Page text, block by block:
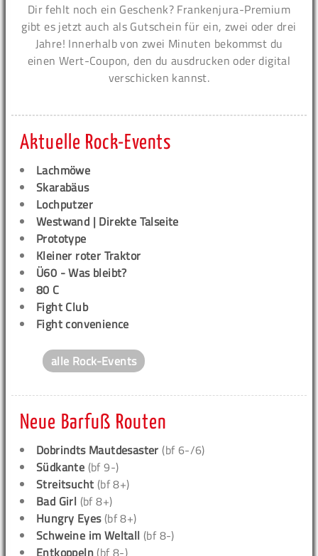
Dir fehlt noch ein Geschenk? Frankenjura-Premium
gibt es jetzt auch als Gutschein für ein, zwei oder drei
Jahre! Innerhalb von zwei Minuten bekommst du
einen Wert-Coupon, den du ausdrucken oder digital
verschicken kannst.
Aktuelle Rock-Events
Lachmöwe
Skarabäus
Lochputzer
Westwand | Direkte Talseite
Prototype
Kleiner roter Traktor
Ü60 - Was bleibt?
80 C
Fight Club
Fight convenience
alle Rock-Events
Neue Barfuß Routen
Dobrindts Mautdesaster (bf 6-/6)
Südkante (bf 9-)
Streitsucht (bf 8+)
Bad Girl (bf 8+)
Hungry Eyes(bf 8+)
Schweine im Weltall (bf 8-)
Entkoppeln (bf 8-)